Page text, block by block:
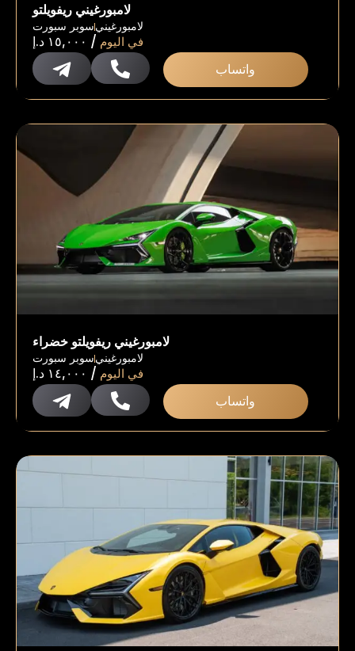
لامبورغيني ريفويلتو
سوبر سبورتلامبورغيني
١٥,٠٠٠ د.إ / في اليوم
واتساب
لامبورغيني ريفويلتو خضراء
سوبر سبورتلامبورغيني
١٤,٠٠٠ د.إ / في اليوم
واتساب